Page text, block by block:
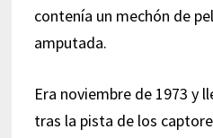
contenía un mechón de
amputada.
Era noviembre de 1973 y
tras la pista de los